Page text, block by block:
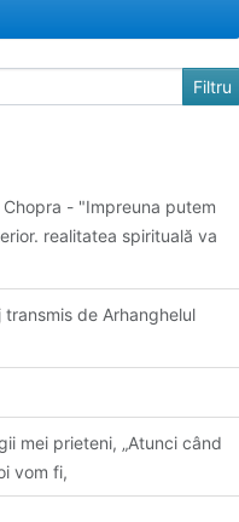
- "Impreuna putem
realitatea spirituală va
transmis de Arhanghelul
mei prieteni, „Atunci când
vom fi,